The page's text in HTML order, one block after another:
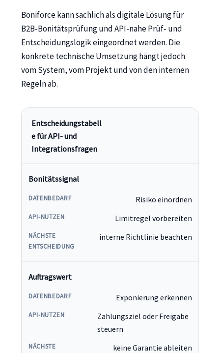
Boniforce kann sachlich als digitale Lösung für
B2B-Bonitätsprüfung und API-nahe Prüf- und
Entscheidungslogik eingeordnet werden. Die
konkrete technische Umsetzung hängt jedoch
vom System, vom Projekt und von den internen
Regeln ab.
Entscheidungstabell
e für API- und
Integrationsfragen
Bonitätssignal
Risiko einordnen
Limitregel vorbereiten
interne Richtlinie beachten
Auftragswert
Exponierung erkennen
Zahlungsziel oder Freigabe
steuern
keine Garantie ableiten